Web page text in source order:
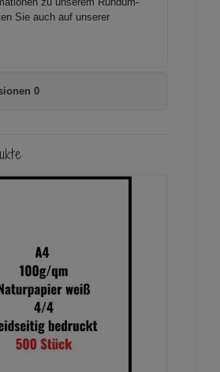
Sie auch auf unserer
0